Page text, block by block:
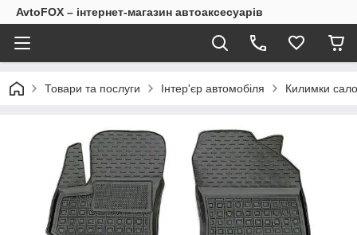
AvtoFOX – інтернет-магазин автоаксесуарів
Товари та послуги Інтер'єр автомобіля Килимки